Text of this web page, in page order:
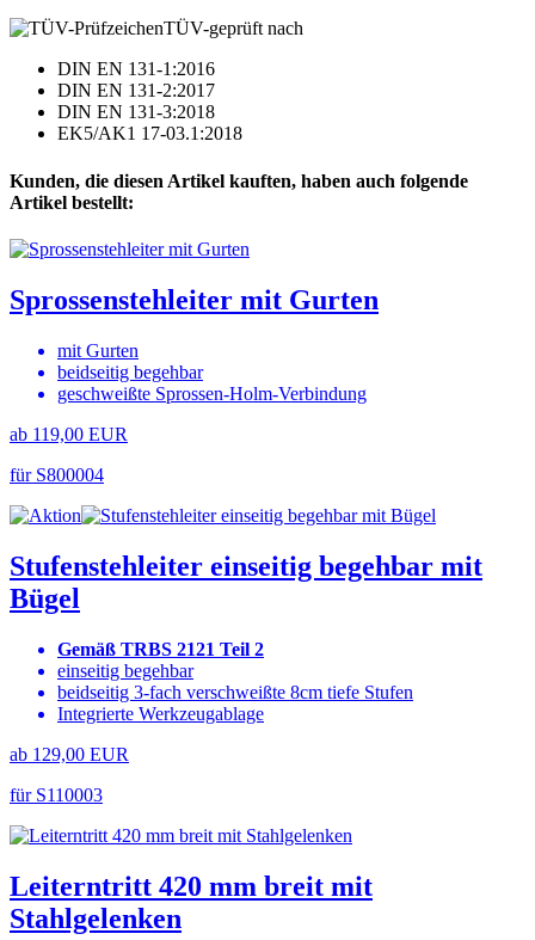
TÜV-geprüft nach
DIN EN 131-1:2016
DIN EN 131-2:2017
DIN EN 131-3:2018
EK5/AK1 17-03.1:2018
Kunden, die diesen Artikel kauften, haben auch folgende
Artikel bestellt:
Sprossenstehleiter mit Gurten
mit Gurten
beidseitig begehbar
geschweißte Sprossen-Holm-Verbindung
ab 119,00 EUR
für S800004
Stufenstehleiter einseitig begehbar mit
Bügel
Gemäß TRBS 2121 Teil 2
einseitig begehbar
beidseitig 3-fach verschweißte 8cm tiefe Stufen
Integrierte Werkzeugablage
ab 129,00 EUR
für S110003
Leiterntritt 420 mm breit mit
Stahlgelenken